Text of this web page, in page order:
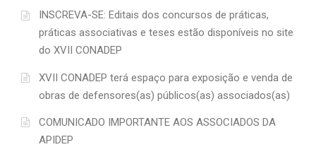
INSCREVA-SE: Editais dos concursos de práticas,
práticas associativas e teses estão disponíveis no site
do XVII CONADEP
XVII CONADEP terá espaço para exposição e venda de
obras de defensores(as) públicos(as) associados(as)
COMUNICADO IMPORTANTE AOS ASSOCIADOS DA
APIDEP